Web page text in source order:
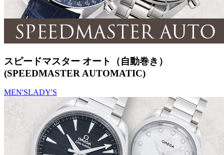
スピードマスター オート（自動巻き）
(SPEEDMASTER AUTOMATIC)
MEN'SLADY'S